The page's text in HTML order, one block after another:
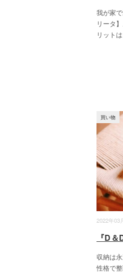
我が家
リータ
リット
2022年03
買い物
『D
収納は
性格で